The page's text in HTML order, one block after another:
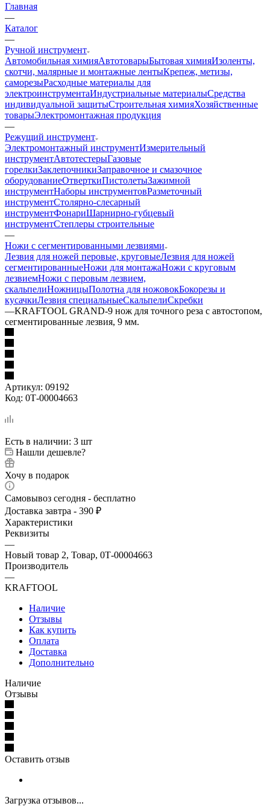
Главная
—
Каталог
—
Ручной инструмент
Автомобильная химияАвтотоварыБытовая химияИзоленты,
скотчи, малярные и монтажные лентыКрепеж, метизы,
саморезыРасходные материалы для
электроинструментаИндустриальные материалыСредства
индивидуальной защитыСтроительная химияХозяйственные
товарыЭлектромонтажная продукция
—
Режущий инструмент
Электромонтажный инструментИзмерительный
инструментАвтотестерыГазовые
горелкиЗаклепочникиЗаправочное и смазочное
оборудованиеОтверткиПистолетыЗажимной
инструментНаборы инструментовРазметочный
инструментСтолярно-слесарный
инструментФонариШарнирно-губцевый
инструментСтеплеры строительные
—
Ножи с сегментированными лезвиями
Лезвия для ножей перовые, круговыеЛезвия для ножей
сегментированныеНожи для монтажаНожи с круговым
лезвиемНожи с перовым лезвием,
скальпелиНожницыПолотна для ножовокБокорезы и
кусачкиЛезвия специальныеСкальпелиСкребки
—KRAFTOOL GRAND-9 нож для точного реза с автостопом,
сегментированные лезвия, 9 мм.
Артикул: 09192
Код: 0Т-00004663
Есть в наличии: 3 шт
Нашли дешевле?
Хочу в подарок
Самовывоз сегодня - бесплатно
Доставка завтра - 390 ₽
Характеристики
Реквизиты
—
Новый товар 2, Товар, 0Т-00004663
Производитель
—
KRAFTOOL
Наличие
Отзывы
Как купить
Оплата
Доставка
Дополнительно
Наличие
Отзывы
Оставить отзыв
Загрузка отзывов...